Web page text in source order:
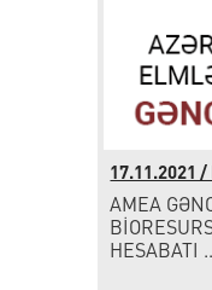
17.11.2021
AMEA
HESABATI